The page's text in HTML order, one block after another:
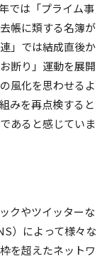
では「プライム事
帳に類する名簿が
」では結成直後か
断り」運動を展開
風化を思わせるよ
みを再点検すると
あると感じていま
クやツイッターな
）によって様々な
を超えたネットワ